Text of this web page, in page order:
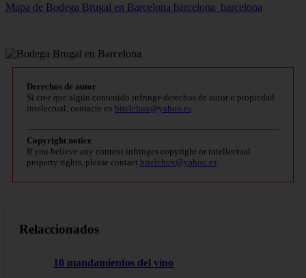
Mapa de Bodega Brugal en Barcelona barcelona_barcelona
Derechos de autor
Si cree que algún contenido infringe derechos de autor o propiedad
intelectual, contacte en bitelchux@yahoo.es
Copyright notice
If you believe any content infringes copyright or intellectual
property rights, please contact bitelchux@yahoo.es
Relaccionados
10 mandamientos del vino